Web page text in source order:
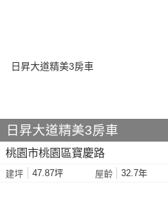
日昇大道精美3房車
桃園市桃園區寶慶路
建坪 47.87坪 屋齡 32.7年